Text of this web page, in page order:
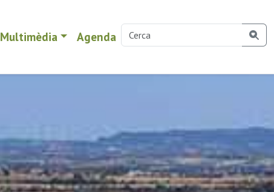
Multimèdia Agenda